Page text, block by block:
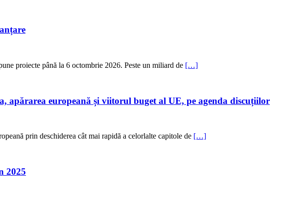
proiecte până la 6 octombrie 2026. Peste un miliard de […]
europeană și viitorul buget al UE, pe agenda discuțiilor
prin deschiderea cât mai rapidă a celorlalte capitole de […]
2025